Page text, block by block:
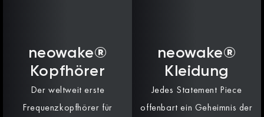
neowake®
Kopfhörer
Der weltweit erste
Frequenzkopfhörer für
neowake®
Kleidung
Jedes Statement Piece
offenbart ein Geheimnis der